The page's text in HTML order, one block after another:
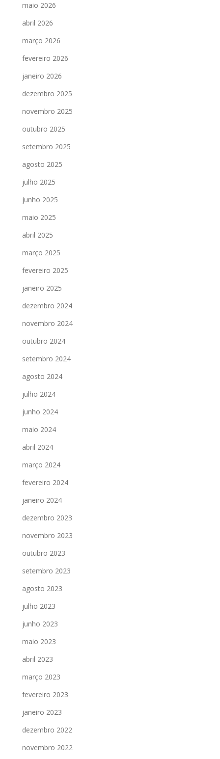
maio 2026
abril 2026
março 2026
fevereiro 2026
janeiro 2026
dezembro 2025
novembro 2025
outubro 2025
setembro 2025
agosto 2025
julho 2025
junho 2025
maio 2025
abril 2025
março 2025
fevereiro 2025
janeiro 2025
dezembro 2024
novembro 2024
outubro 2024
setembro 2024
agosto 2024
julho 2024
junho 2024
maio 2024
abril 2024
março 2024
fevereiro 2024
janeiro 2024
dezembro 2023
novembro 2023
outubro 2023
setembro 2023
agosto 2023
julho 2023
junho 2023
maio 2023
abril 2023
março 2023
fevereiro 2023
janeiro 2023
dezembro 2022
novembro 2022